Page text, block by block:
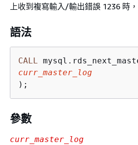
上收到複寫輸入/輸出錯誤 1236 時
語法
CALL
curr_master_log
);
參數
curr_master_log